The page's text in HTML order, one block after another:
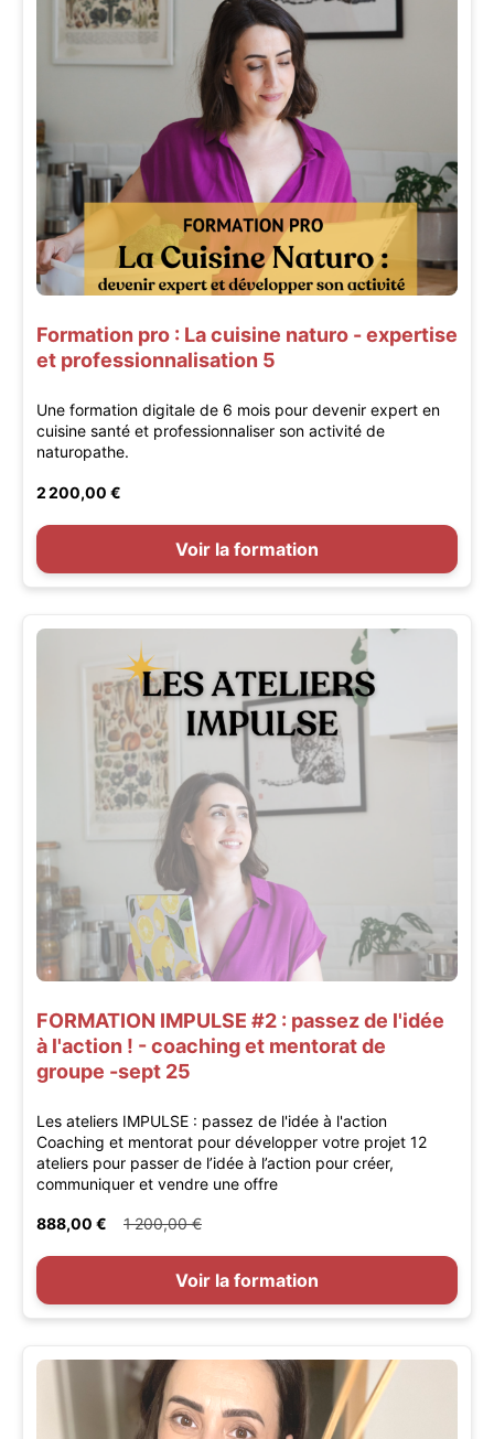
Formation pro : La cuisine naturo - expertise
et professionnalisation 5
Une formation digitale de 6 mois pour devenir expert en
cuisine santé et professionnaliser son activité de
naturopathe.
2 200,00 €
Voir la formation
FORMATION IMPULSE #2 : passez de l'idée
à l'action ! - coaching et mentorat de
groupe -sept 25
Les ateliers IMPULSE : passez de l'idée à l'action
Coaching et mentorat pour développer votre projet 12
ateliers pour passer de l’idée à l’action pour créer,
communiquer et vendre une offre
888,00 € 1 200,00 €
Voir la formation